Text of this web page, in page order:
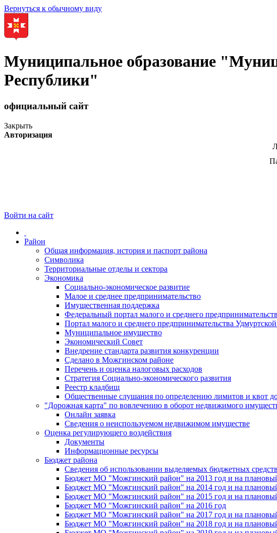
Вернуться к обычному виду
Муниципальное образование
Республики"
официальный сайт
Закрыть
Авторизация
Войти на сайт
Район
Общая информация, история и паспорт района
Символика
Территориальные отделы и сектора
Экономика
Социально-экономическое развитие
Малое и среднее предпринимательство
Имущественная поддержка
Федеральный портал малого и среднего
Портал малого и среднего предпринимательства
Муниципальное имущество
Экономический Совет
Внедрение стандарта развития конкуренции
Сделано в Можгинском районе
Перечень и оценка налоговых расходов
Стратегия Социально-экономического развития
Реестр кладбищ
Общественные слушания по определению лимитов и квот
"Дорожная карта" по вовлечению в оборот недвижимого
Онлайн заявка
Сведения о неиспользуемом недвижимом имуществе
Оценка регулирующего воздействия
Документы
Информационные ресурсы
Бюджет района
Сведения об использовании выделяемых бюджетных средств
Бюджет МО "Можгинский район" на 2013 год и на
Бюджет МО "Можгинский район" на 2014 год и на
Бюджет МО "Можгинский район" на 2015 год и на
Бюджет МО "Можгинский район" на 2016 год
Бюджет МО "Можгинский район" на 2017 год и на
Бюджет МО "Можгинский район" на 2018 год и на